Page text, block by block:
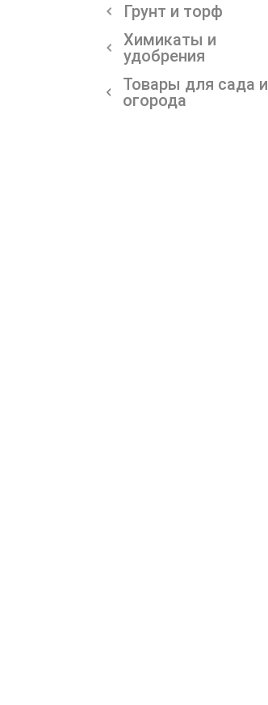
Грунт и торф
Химикаты и
удобрения
Товары для сада и
огорода